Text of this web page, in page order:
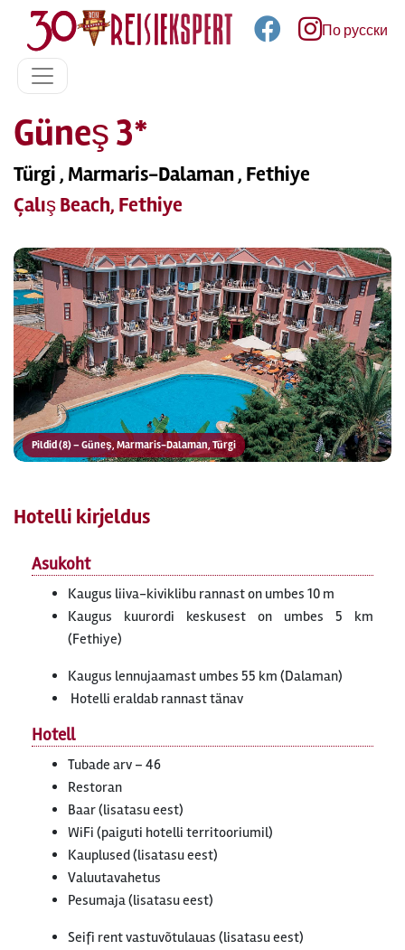
По русски
Güneş 3*
Türgi , Marmaris-Dalaman , Fethiye
Çalış Beach, Fethiye
Pildid (8) – Güneş, Marmaris-Dalaman, Türgi
Hotelli kirjeldus
Asukoht
Kaugus liiva-kiviklibu rannast on umbes 10 m
Kaugus kuurordi keskusest on umbes 5 km
(Fethiye)
Kaugus lennujaamast umbes 55 km (Dalaman)
Hotelli eraldab rannast tänav
Hotell
Tubade arv – 46
Restoran
Baar (lisatasu eest)
WiFi (paiguti hotelli territooriumil)
Kauplused (lisatasu eest)
Valuutavahetus
Pesumaja (lisatasu eest)
Seifi rent vastuvõtulauas (lisatasu eest)